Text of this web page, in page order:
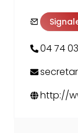
04 74
http://